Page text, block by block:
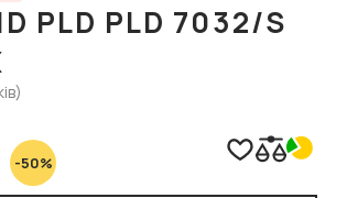
PLD PLD 7032/S
-50%